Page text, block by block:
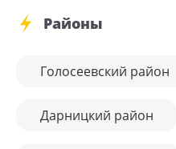
Районы
Голосеевский район
Дарницкий район